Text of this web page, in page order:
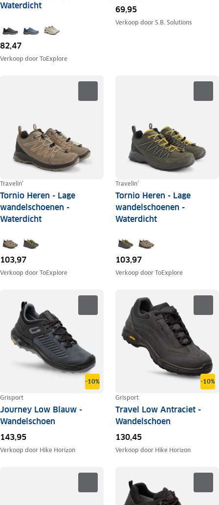
Waterdicht
82,47
Verkoop doorToExplore
69,95
Verkoop doorS.B. Solutions
Travelin'
Tornio Heren - Lage
wandelschoenen -
Waterdicht
103,97
Verkoop doorToExplore
Travelin'
Tornio Heren - Lage
wandelschoenen -
Waterdicht
103,97
Verkoop doorToExplore
-10%
Grisport
Journey Low Blauw -
Wandelschoen
143,95
Verkoop door Hike Horizon
-10%
Grisport
Travel Low Antraciet -
Wandelschoen
130,45
Verkoop door Hike Horizon